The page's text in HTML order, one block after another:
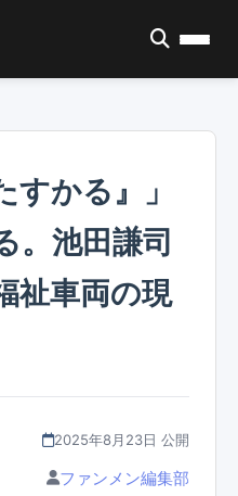
すかる』」
。池田謙司
祉車両の現
2025年8月23日 公開
ファンメン編集部